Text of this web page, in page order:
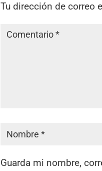
Tu dirección de correo
Guarda mi nombre,